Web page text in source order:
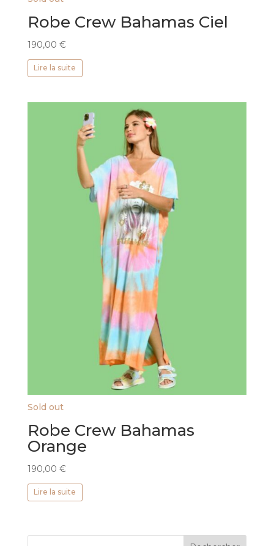
Robe Crew Bahamas Ciel
190,00 €
Lire la suite
Sold out
Robe Crew Bahamas
Orange
190,00 €
Lire la suite